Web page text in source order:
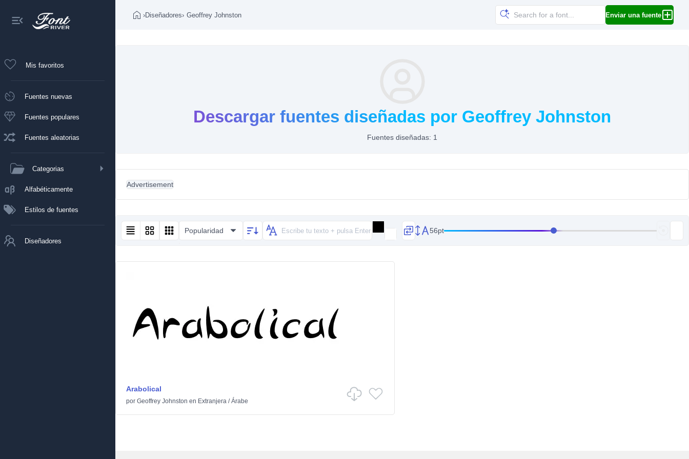
Mis favoritos
Fuentes nuevas
Fuentes populares
Fuentes aleatorias
Categorias
Alfabéticamente
Estilos de fuentes
Diseñadores
›Diseñadores› Geoffrey Johnston Enviar una fuente
Descargar fuentes diseñadas por Geoffrey Johnston
Fuentes diseñadas: 1
Advertisement
Popularidad 56pt
Arabolical
por Geoffrey Johnston en Extranjera /Árabe